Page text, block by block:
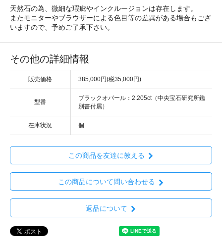
天然石の為、微細な瑕疵やインクルージョンは存在します。
またモニターやブラウザーによる色目等の差異がある場合もござ
いますので、予めご了承下さい。
その他の詳細情報
販売価格 385,000円(税35,000円)
型番
ブラックオパール：2.205ct（中央宝石研究所鑑
別書付属）
在庫状況 個
この商品を友達に教える
この商品について問い合わせる
返品について